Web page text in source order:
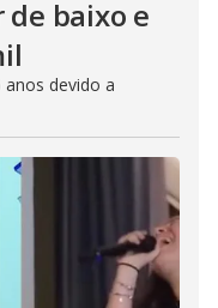
baixo e
devido a